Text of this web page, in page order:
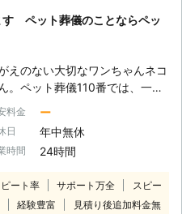
堂は、全て個室になっていま
思い出の品などを納めていただく
可能です。事前にご連絡いただ
、いつでもお仔様との再会を果
ができるのです。 【お気軽
を】 どれだけ心構えをしてい
いざペットが亡くなってしまう
の死別は何度も経験することも
いため、どうすればいいのかわか
す ペット葬儀のことならペッ
えのない大切なワンちゃんネコ
。ペット葬儀110番では、一緒
ごした楽しい思い出と共に亡くな
ットが安らかな旅立ちができる
最後まで丁寧にお見送りさせて
きます。 大切な家族だからこ
とを考えた低価格のペット葬儀
いたします！ またペット葬
料金 ー
日 年中無休
時間 24時間
ート率 サポート万全
スピー
経験豊富
見積り後追加料金無